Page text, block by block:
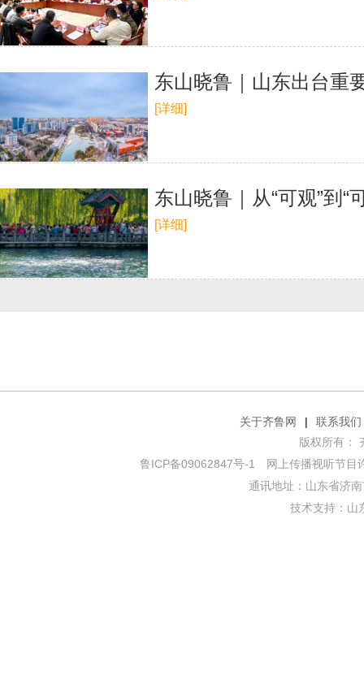
东山晓鲁｜山东出台重
[详细]
东山晓鲁｜从“可观”到“
[详细]
关于齐鲁网 |
联系我们
版权所有：
鲁ICP备09062847号-1
网上传播视听节目
通讯地址：山东省济
技术支持： 山